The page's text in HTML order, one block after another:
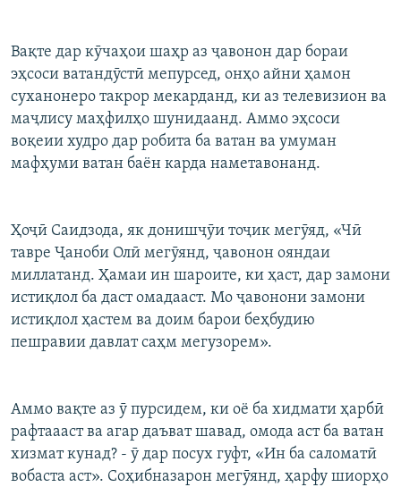
Вақте дар кӯчаҳои шаҳр аз ҷавонон дар бораи
эҳсоси ватандӯстӣ мепурсед, онҳо айни ҳамон
суханонеро такрор мекарданд, ки аз телевизион ва
маҷлису маҳфилҳо шунидаанд. Аммо эҳсоси
воқеии худро дар робита ба ватан ва умуман
мафҳуми ватан баён карда наметавонанд.
Ҳоҷӣ Саидзода, як донишҷӯи тоҷик мегӯяд, «Чӣ
тавре Ҷаноби Олӣ мегӯянд, ҷавонон ояндаи
миллатанд. Ҳамаи ин шароите, ки ҳаст, дар замони
истиқлол ба даст омадааст. Мо ҷавонони замони
истиқлол ҳастем ва доим барои беҳбудию
пешравии давлат саҳм мегузорем».
Аммо вақте аз ӯ пурсидем, ки оё ба хидмати ҳарбӣ
рафтаааст ва агар даъват шавад, омода аст ба ватан
хизмат кунад? - ӯ дар посух гуфт, «Ин ба саломатӣ
вобаста аст». Соҳибназарон мегӯянд, ҳарфу шиорҳо